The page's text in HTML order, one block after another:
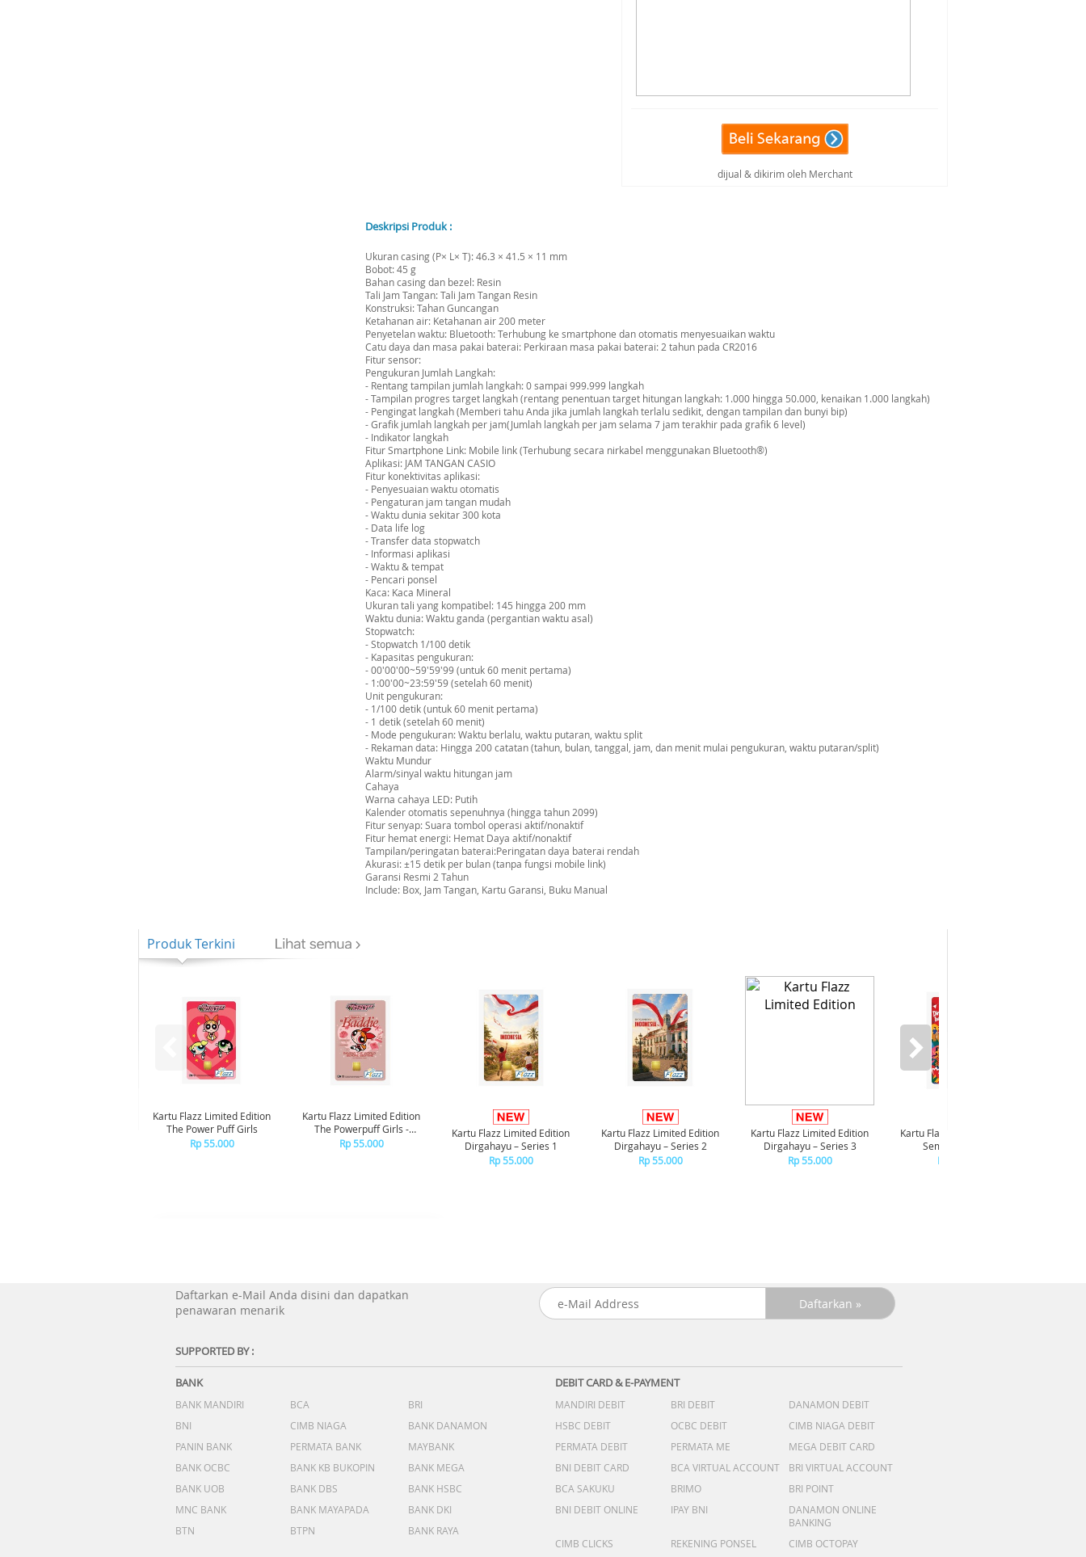
dijual & dikirim oleh Merchant
Deskripsi Produk :
Ukuran casing (P× L× T): 46.3 × 41.5 × 11 mm
Bobot: 45 g
Bahan casing dan bezel: Resin
Tali Jam Tangan: Tali Jam Tangan Resin
Konstruksi: Tahan Guncangan
Ketahanan air: Ketahanan air 200 meter
Penyetelan waktu: Bluetooth: Terhubung ke smartphone dan otomatis menyesuaikan waktu
Catu daya dan masa pakai baterai: Perkiraan masa pakai baterai: 2 tahun pada CR2016
Fitur sensor:
Pengukuran Jumlah Langkah:
- Rentang tampilan jumlah langkah: 0 sampai 999.999 langkah
- Tampilan progres target langkah (rentang penentuan target hitungan langkah: 1.000 hingga 50.000, kenaikan 1.000 langkah)
- Pengingat langkah (Memberi tahu Anda jika jumlah langkah terlalu sedikit, dengan tampilan dan bunyi bip)
- Grafik jumlah langkah per jam(Jumlah langkah per jam selama 7 jam terakhir pada grafik 6 level)
- Indikator langkah
Fitur Smartphone Link: Mobile link (Terhubung secara nirkabel menggunakan Bluetooth®)
Aplikasi: JAM TANGAN CASIO
Fitur konektivitas aplikasi:
- Penyesuaian waktu otomatis
- Pengaturan jam tangan mudah
- Waktu dunia sekitar 300 kota
- Data life log
- Transfer data stopwatch
- Informasi aplikasi
- Waktu & tempat
- Pencari ponsel
Kaca: Kaca Mineral
Ukuran tali yang kompatibel: 145 hingga 200 mm
Waktu dunia: Waktu ganda (pergantian waktu asal)
Stopwatch:
- Stopwatch 1/100 detik
- Kapasitas pengukuran:
- 00'00'00~59'59'99 (untuk 60 menit pertama)
- 1:00'00~23:59'59 (setelah 60 menit)
Unit pengukuran:
- 1/100 detik (untuk 60 menit pertama)
- 1 detik (setelah 60 menit)
- Mode pengukuran: Waktu berlalu, waktu putaran, waktu split
- Rekaman data: Hingga 200 catatan (tahun, bulan, tanggal, jam, dan menit mulai pengukuran, waktu putaran/split)
Waktu Mundur
Alarm/sinyal waktu hitungan jam
Cahaya
Warna cahaya LED: Putih
Kalender otomatis sepenuhnya (hingga tahun 2099)
Fitur senyap: Suara tombol operasi aktif/nonaktif
Fitur hemat energi: Hemat Daya aktif/nonaktif
Tampilan/peringatan baterai:Peringatan daya baterai rendah
Akurasi: ±15 detik per bulan (tanpa fungsi mobile link)
Garansi Resmi 2 Tahun
Include: Box, Jam Tangan, Kartu Garansi, Buku Manual
Produk Terkini
Kartu Flazz Limited Edition
The Power Puff Girls
Rp 55.000
Kartu Flazz Limited Edition
The Powerpuff Girls -
Blossom
Rp 55.000
Kartu Flazz Limited Edition
Dirgahayu – Series 1
Rp 55.000
Kartu Flazz Limited Edition
Dirgahayu – Series 2
Rp 55.000
Kartu Flazz Limited Edition
Dirgahayu – Series 3
Rp 55.000
Kartu Flazz Limited Edition
Semarak HUT RI
Rp 55.000
Daftarkan e-Mail Anda disini dan dapatkan
penawaran menarik
SUPPORTED BY :
BANK
BANK MANDIRI BCA
BRI
BNI
CIMB NIAGA
BANK DANAMON
PANIN BANK
PERMATA BANK
MAYBANK
BANK OCBC
BANK KB BUKOPIN
BANK MEGA
BANK UOB
BANK DBS
BANK HSBC
MNC BANK
BANK MAYAPADA
BANK DKI
BTN
BTPN BANK RAYA
DEBIT CARD & E-PAYMENT
MANDIRI DEBIT BRI DEBIT
DANAMON DEBIT
HSBC DEBIT
OCBC DEBIT
CIMB NIAGA DEBIT
PERMATA DEBIT
PERMATA ME
MEGA DEBIT CARD
BNI DEBIT CARD
BCA VIRTUAL ACCOUNT
BRI VIRTUAL ACCOUNT
BCA SAKUKU
BRIMO
BRI POINT
BNI DEBIT ONLINE
IPAY BNI
DANAMON ONLINE
BANKING
CIMB CLICKS
REKENING PONSEL CIMB OCTOPAY